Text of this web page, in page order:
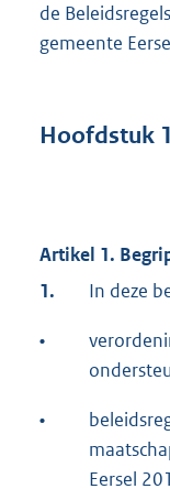
de
gemeente
Hoofdstuk
Artikel 1.
1.
In deze
•
•
Eersel